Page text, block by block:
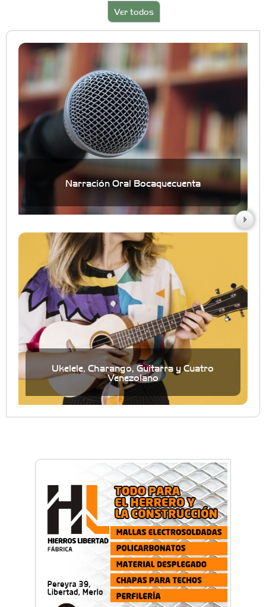
Ver todos
Narración Oral Bocaquecuenta
Ukelele, Charango, Guitarra y Cuatro
Venezolano